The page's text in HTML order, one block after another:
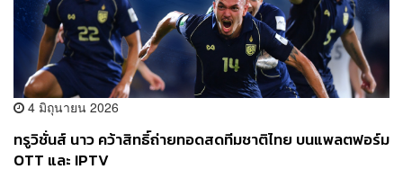
4 มิถุนายน 2026
ทรูวิชั่นส์ นาว คว้าสิทธิ์ถ่ายทอดสดทีมชาติไทย บนแพลตฟอร์ม
OTT และ IPTV